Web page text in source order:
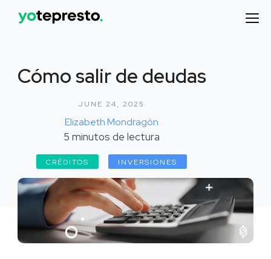
Cómo salir de deudas
JUNE 24, 2025
Elizabeth Mondragón
5 minutos de lectura
CRÉDITOS INVERSIONES